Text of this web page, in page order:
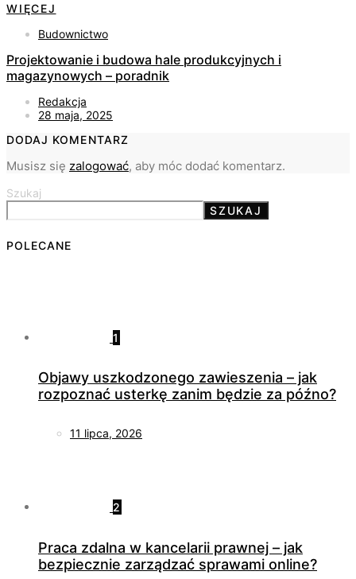
WIĘCEJ
Budownictwo
Projektowanie i budowa hale produkcyjnych i
magazynowych – poradnik
Redakcja
28 maja, 2025
DODAJ KOMENTARZ
Musisz się zalogować, aby móc dodać komentarz.
Szukaj
SZUKAJ
POLECANE
1
Objawy uszkodzonego zawieszenia – jak
rozpoznać usterkę zanim będzie za późno?
11 lipca, 2026
2
Praca zdalna w kancelarii prawnej – jak
bezpiecznie zarządzać sprawami online?